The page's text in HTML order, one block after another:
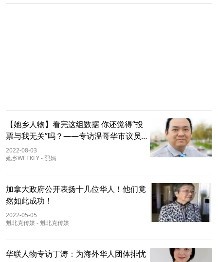
【她乡人物】看完这组数据 你还觉得“投
票与我无关”吗？——专访温哥华市议员候
选人周楠先生
2022-08-03
她乡WEEKLY- 熙妈
加拿大政府公开表扬十几位华人！他们竟
然如此成功！
2022-05-05
魁北克传媒- 魁北克传媒
华联人物专访丁涛：为海外华人团体排忧